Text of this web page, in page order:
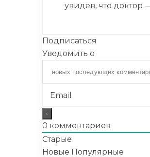
увидев, что доктор
Подписаться
Уведомить о
0 комментариев
Старые
Новые Популярные